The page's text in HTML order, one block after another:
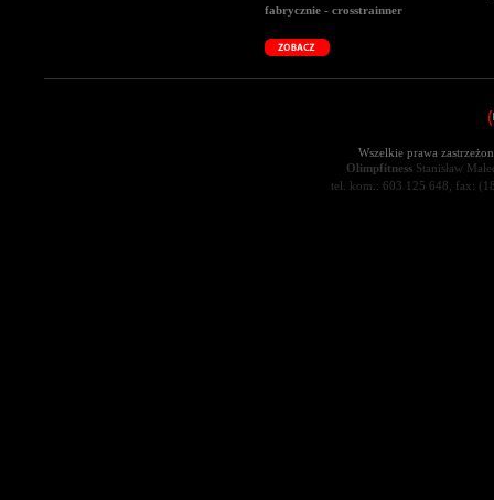
fabrycznie - crosstrainner
Wszelkie prawa
Olimpfitness Stanisław
tel. kom.: 603 125 648, fax: